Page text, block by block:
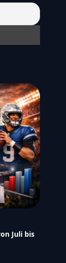
Juli bis